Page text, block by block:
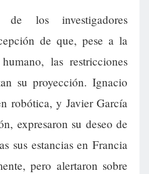
de los investigadores
de que, pese a la
las restricciones
su proyección. Ignacio
robótica, y Javier García
expresaron su deseo de
sus estancias en Francia
pero alertaron sobre